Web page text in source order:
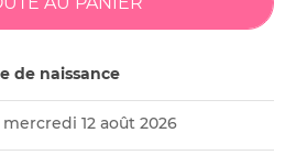
de naissance
12 août 2026